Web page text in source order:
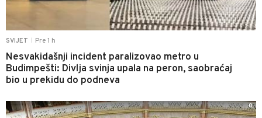
SVIJET Pre 1 h
Nesvakidašnji incident paralizovao metro u
Budimpešti: Divlja svinja upala na peron, saobraćaj
bio u prekidu do podneva
0